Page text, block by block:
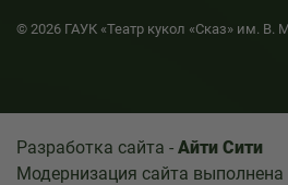
© 2026 ГАУК «Театр кукол «Сказ» им. В.
Разработка сайта - Айти Сити
Модернизация сайта